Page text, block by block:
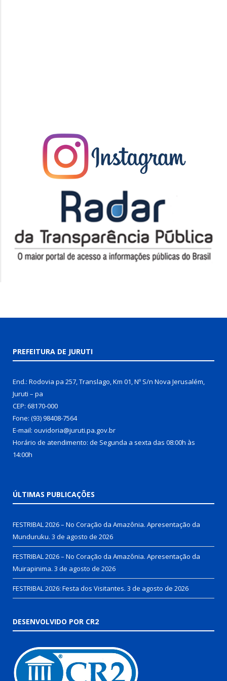
PREFEITURA DE JURUTI
End.: Rodovia pa 257, Translago, Km 01, Nº S/n Nova Jerusalém,
Juruti – pa
CEP: 68170-000
Fone: (93) 98408-7564
E-mail: ouvidoria@juruti.pa.gov.br
Horário de atendimento: de Segunda a sexta das 08:00h às
14:00h
ÚLTIMAS PUBLICAÇÕES
FESTRIBAL 2026 – No Coração da Amazônia. Apresentação da
Munduruku. 3 de agosto de 2026
FESTRIBAL 2026 – No Coração da Amazônia. Apresentação da
Muirapinima. 3 de agosto de 2026
FESTRIBAL 2026: Festa dos Visitantes. 3 de agosto de 2026
DESENVOLVIDO POR CR2